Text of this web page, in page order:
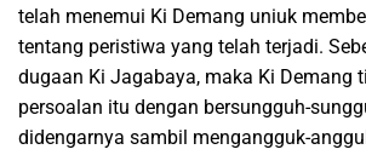
telah menemui Ki Demang uniuk
tentang peristiwa yang telah terjadi.
dugaan Ki Jagabaya, maka Ki Demang
persoalan itu dengan bersungguh-
didengarnya sambil mengangguk-